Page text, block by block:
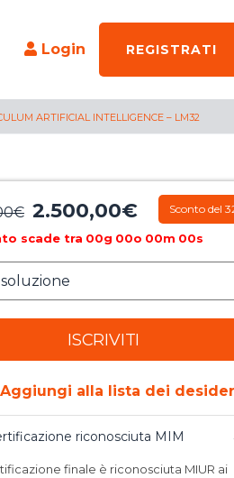
Login REGISTRATI
ARTIFICIAL INTELLIGENCE – LM32
€ Il
prezzo
3.700,00€.
2.500,00€Il
prezzo
Sconto del
scade tra 00g 00o 00m 00s
ISCRIVITI
Aggiungi alla lista dei
riconosciuta MIM
finale è riconosciuta MIUR ai